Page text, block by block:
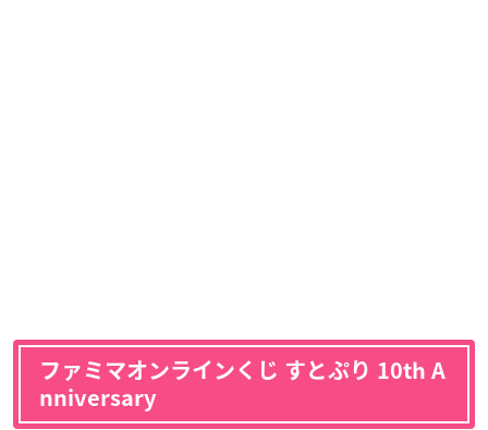
ファミマオンラインくじ すとぷり 10th A
nniversary